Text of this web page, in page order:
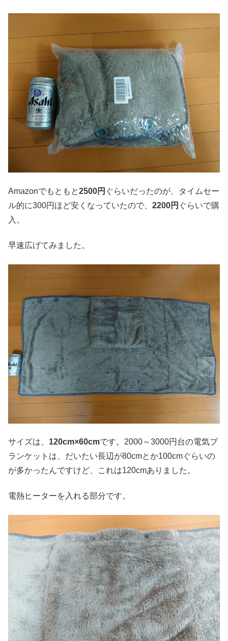
Amazonでもともと2500円 ぐらいだったのが、タイムセー
ル的に300円ほど安くなっていたので、 2200円 ぐらいで購
入。
早速広げてみました。
サイズは、 120cm×60cmです。2000～3000円台の電気ブ
ランケットは、だいたい長辺が80cmとか100cmぐらいの
が多かったんですけど、これは120cmありました。
電熱ヒーターを入れる部分です。